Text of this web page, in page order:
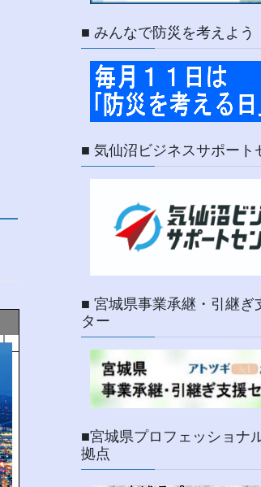
■ みんなで防災を考えよう
■ 気仙沼ビジネスサポート
■ 宮城県事業承継・引継ぎ
ター
■宮城県プロフェッショナ
拠点